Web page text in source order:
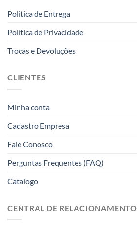
Politica de Entrega
Política de Privacidade
Trocas e Devoluções
CLIENTES
Minha conta
Cadastro Empresa
Fale Conosco
Perguntas Frequentes (FAQ)
Catalogo
CENTRAL DE RELACIONAMENTO